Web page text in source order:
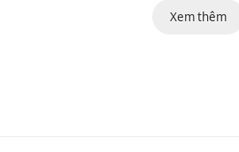
Xem thêm